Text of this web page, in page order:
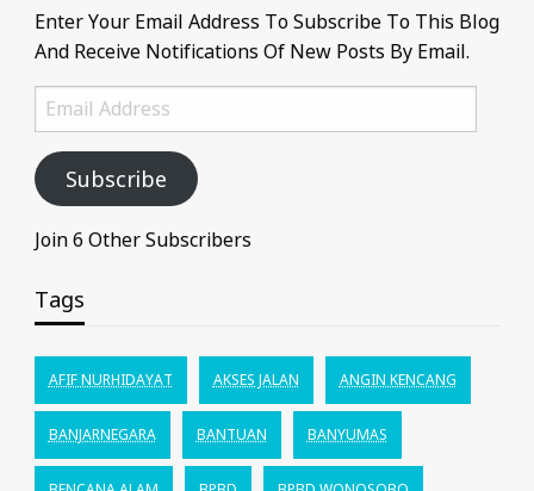
Enter Your Email Address To Subscribe To This Blog
And Receive Notifications Of New Posts By Email.
Email
Address
Subscribe
Join 6 Other Subscribers
Tags
AFIF NURHIDAYAT AKSES JALAN ANGIN KENCANG
BANJARNEGARA BANTUAN BANYUMAS